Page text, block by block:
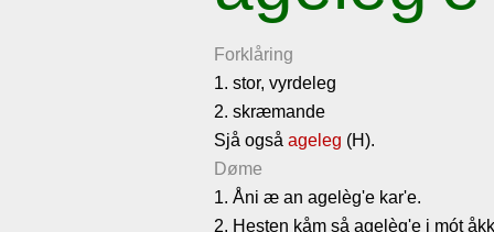
Forklåring
1. stor, vyrdeleg
2. skræmande
Sjå også ageleg (H).
Døme
1. Åni æ an agelèg'e kar'e.
2. Hesten kåm så agelèg'e i mót